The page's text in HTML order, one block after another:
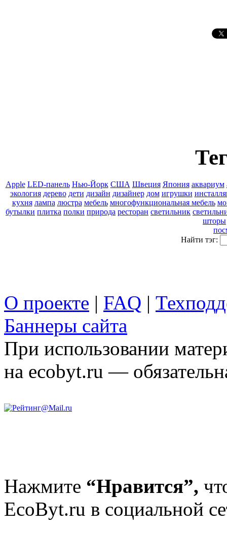
Apple LED-панель Нью-Йорк США Швеция Япония аквариум
экология дерево дети дизайн дизайнер дом игрушки
кухня лампа люстра мебель многофункциональная мебель
бутылки плитка полки природа ресторан светильник
шторы
Найти тэг:
О проекте | FAQ |
Баннеры сайта
При использовании
на ecobyt.ru —
Нажмите “Нравится”,
EcoByt.ru в социальной